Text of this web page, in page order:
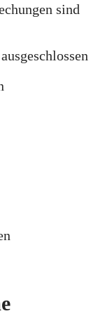
sind